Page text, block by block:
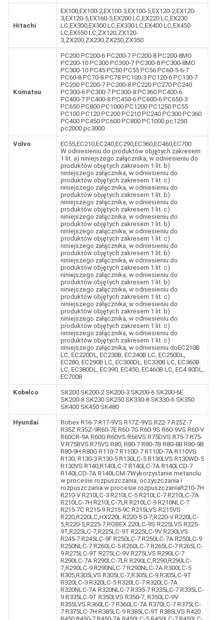
Hitachi
EX100,EX100-2,EX100-3,EX100-5,EX120-2,EX120-
3,EX120-5,EX160-5,EX200 LC,EX220 LC,EX230
LC,EX300,EX300 LC,EX330 LC,EX400 LC,EX450
LC,EX550 LC,ZX120,ZX120-
3,ZX200,ZX230,ZX250,ZX350
Komatsu
PC200 PC200-6 PC200-7 PC200-8 PC200-8MO
PC200-10 PC300 PC300-7 PC300-8 PC300-8MO
PC300-10 PC45 PC50 PC55 PC56 PC60-5-6-7
PC60-8 PC70-8 PC78 PC100-3 PC120-6 PC130-7
PC200 PC200-7 PC200-8 PC220 PC270 PC240
PC300-6 PC300-7 PC300-8 PC360 PC400-6
PC400-7 PC400-8 PC450-6 PC600-6 PC650-3
PC650 PC800 PC1000 PC1200 PC1250 PC55
PC100 PC120 PC200 PC210 PC240 PC300 PC360
PC400 PC450 PC600 PC800 PC1000 pc1250
pc2000 pc3000
Volvo
EC55,EC210,EC240,EC290,EC360,EC460,EC700
W odniesieniu do produktów objętych zakresem
1 lit. a) niniejszego załącznika, w odniesieniu do
produktów objętych zakresem 1 lit. b)
niniejszego załącznika, w odniesieniu do
produktów objętych zakresem 1 lit. c)
niniejszego załącznika, w odniesieniu do
produktów objętych zakresem 1 lit. b)
niniejszego załącznika, w odniesieniu do
produktów objętych zakresem 1 lit. c)
niniejszego załącznika, w odniesieniu do
produktów objętych zakresem 1 lit. b)
niniejszego załącznika, w odniesieniu do
produktów objętych zakresem 1 lit. c)
niniejszego załącznika, w odniesieniu do
produktów objętych zakresem 1 lit. b)
niniejszego załącznika, w odniesieniu do
produktów objętych zakresem 1 lit. c)
niniejszego załącznika, w odniesieniu do
produktów objętych zakresem 1 lit. b)
niniejszego załącznika, w odniesieniu do
produktów objętych zakresem 1 lit. c)
niniejszego załącznika, w odniesieniu do
produktów objętych zakresem 1 lit. b)
niniejszego załącznika, w odniesieniu do
produktów objętych zakresem 1 lit. c)
niniejszego załącznika, w odniesieniu do
produktów objętych zakresem 1 lit. c)
niniejszego załącznika, w odniesieniu doEC210B
LC, EC220DL, EC230B, EC240B LC, EC250DL,
EC280, EC290B LC, EC300DL, EC330B LC, EC360B
LC, EC380DL, EC390, EC450, EC460B LC, EC4 80DL,
EC700B
Kobelco
SK200 SK200-2 SK200-3 SK200-6 SK200-6E
SK200-8 SK230 SK250 SK330-8 SK330-6 SK350
SK400 SK450 SK480
Hyundai
Robex R16-7 R17-9VS R17Z-9VS R22-7 R25Z-7
R35Z R35Z-9R60-7E R60-7G R60-9S R60-9VS R60-V
R60CR-9A R60G R60VS R66VS R75DVS R75-7 R75-
V R75BVS R75VS R80, R80-7 R80-7B R80-8B R80-9B
R80-9H R80G R110-7 R110D-7 R110D-7A R110VS
R130, R130-3 R130-5 R130LC-5 R130LVS R130WD-5
R130VS R140,R140LC-7 R140LC-7A R140LCD-7
R140LCD-7A R140LCM-7Wykorzystanie metanolu
w procesie rozpuszczania, oczyszczania i
rozpuszczania w procesie rozpuszczaniaR210-7H
R210-V R210LC-3 R210LC-5 R210LC-7 R210LC-7A
R210LC-7H R210LC-7LR R210LC-9 R210NLC-7
R215-7C R215-9 R215-9C R215LVS R215VS
R220,R220LC,HX220L R220-5 0-7,R220-V R220LC-
5,R220-5,R225-7,ROBEX 220LC-9S R225LVS R225-
9T,R225LC-7,R225LC-9T R225LC-9V R230LVS
R245-7 R245LC-9F R250LC-7 R250LC-7A R250LC-9
R250NLC-7 R260LC-5 R260LC-7 R265LC-7 R265LC-
9 R275LC-9T R275LC-9V R275LVS R290LC-7
R290LC-7A R290LC-7LR R290LC,R290,R290LC-
7,R290LC-9 R290NLC-7 R290NLC-7A R300LC-5
R305,R305LVS R305LC-7,R305LC-9 R305LC-9T
R320LC-3 R320LC-5 R320LC-7 R320LC-7A
R320NLC-7A R320NLC-7 R335-7 R335LC-7 R335LC-
9 R335LC-9T R350LVS R350-7, R350LC-9V
R355LVS R360LC-7 R360LC-7A R370LC-7 R375LC-
7 R375LC-7H R385LC-9 R385LC-9T R385LVS R420